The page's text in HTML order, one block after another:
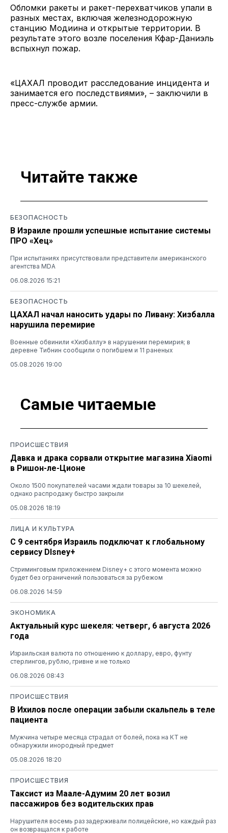
Обломки ракеты и ракет-перехватчиков упали в
разных местах, включая железнодорожную
станцию Модиина и открытые территории. В
результате этого возле поселения Кфар-Даниэль
вспыхнул пожар.
«ЦАХАЛ проводит расследование инцидента и
занимается его последствиями», – заключили в
пресс-службе армии.
Читайте также
БЕЗОПАСНОСТЬ
В Израиле прошли успешные испытание системы
ПРО «Хец»
При испытаниях присутствовали представители американского
агентства MDA
06.08.2026 15:21
БЕЗОПАСНОСТЬ
ЦАХАЛ начал наносить удары по Ливану: Хизбалла
нарушила перемирие
Военные обвинили «Хизбаллу» в нарушении перемирия; в
деревне Тибнин сообщили о погибшем и 11 раненых
05.08.2026 19:00
Самые читаемые
ПРОИСШЕСТВИЯ
Давка и драка сорвали открытие магазина Xiaomi
в Ришон-ле-Ционе
Около 1500 покупателей часами ждали товары за 10 шекелей,
однако распродажу быстро закрыли
05.08.2026 18:19
ЛИЦА И КУЛЬТУРА
С 9 сентября Израиль подключат к глобальному
сервису DIsney+
Стриминговым приложением Disney+ с этого момента можно
будет без ограничений пользоваться за рубежом
06.08.2026 14:59
ЭКОНОМИКА
Актуальный курс шекеля: четверг, 6 августа 2026
года
Израильская валюта по отношению к доллару, евро, фунту
стерлингов, рублю, гривне и не только
06.08.2026 08:43
ПРОИСШЕСТВИЯ
В Ихилов после операции забыли скальпель в теле
пациента
Мужчина четыре месяца страдал от болей, пока на КТ не
обнаружили инородный предмет
05.08.2026 18:20
ПРОИСШЕСТВИЯ
Таксист из Маале-Адумим 20 лет возил
пассажиров без водительских прав
Нарушителя восемь раз задерживали полицейские, но каждый раз
он возвращался к работе